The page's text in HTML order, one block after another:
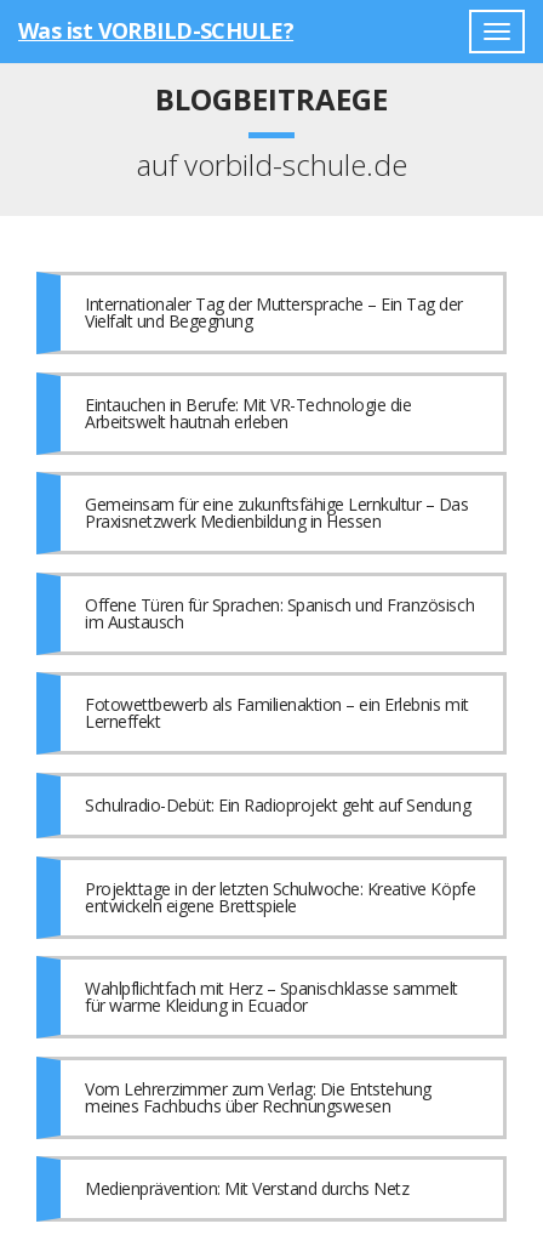
Was ist VORBILD-SCHULE?
BLOGBEITRAEGE
auf vorbild-schule.de
Internationaler Tag der Muttersprache – Ein Tag der
Vielfalt und Begegnung
Eintauchen in Berufe: Mit VR-Technologie die
Arbeitswelt hautnah erleben
Gemeinsam für eine zukunftsfähige Lernkultur – Das
Praxisnetzwerk Medienbildung in Hessen
Offene Türen für Sprachen: Spanisch und Französisch
im Austausch
Fotowettbewerb als Familienaktion – ein Erlebnis mit
Lerneffekt
Schulradio-Debüt: Ein Radioprojekt geht auf Sendung
Projekttage in der letzten Schulwoche: Kreative Köpfe
entwickeln eigene Brettspiele
Wahlpflichtfach mit Herz – Spanischklasse sammelt
für warme Kleidung in Ecuador
Vom Lehrerzimmer zum Verlag: Die Entstehung
meines Fachbuchs über Rechnungswesen
Medienprävention: Mit Verstand durchs Netz